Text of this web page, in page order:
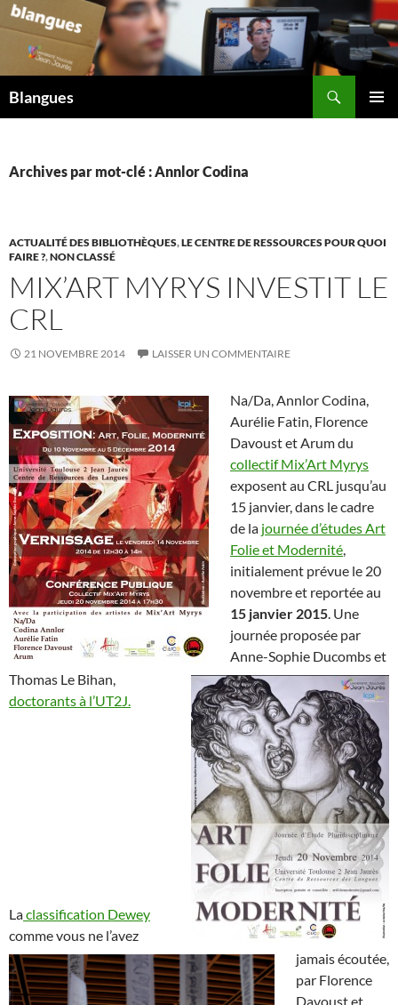
Aller
au
contenu
Blangues
Archives par mot-clé : Annlor Codina
ACTUALITÉ DES BIBLIOTHÈQUES,LE CENTRE DE RESSOURCES POUR QUOI
FAIRE ?,NON CLASSÉ
MIX’ART MYRYS INVESTIT LE
CRL
21 NOVEMBRE 2014 LAISSER UN COMMENTAIRE
Na/Da, Annlor Codina,
Aurélie Fatin, Florence
Davoust et Arum du
collectif Mix’Art Myrys
exposent au CRL jusqu’au
15 janvier, dans le cadre
de la journée d’études Art
Folie et Modernité,
initialement prévue le 20
novembre et reportée au
15 janvier 2015. Une
journée proposée par
Anne-Sophie Ducombs et
Thomas Le Bihan,
doctorants à l’UT2J.
Laclassification Dewey
comme vous ne l’avez
jamais écoutée,
par Florence
Davoust et